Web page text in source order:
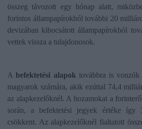
összeg távozott egy hónap alatt,
forintos állampapírokból további 20
devizában kibocsátott állampapírokból
vettek vissza a tulajdonosok.
Abefektetési alapok továbbra is vonzók
magyarok számára, akik ezúttal 74,4
az alapkezelőknél. A hozamokat a
során, a befektetési jegyek értéke így
csökkent. Az alapkezelőknél fialtatott